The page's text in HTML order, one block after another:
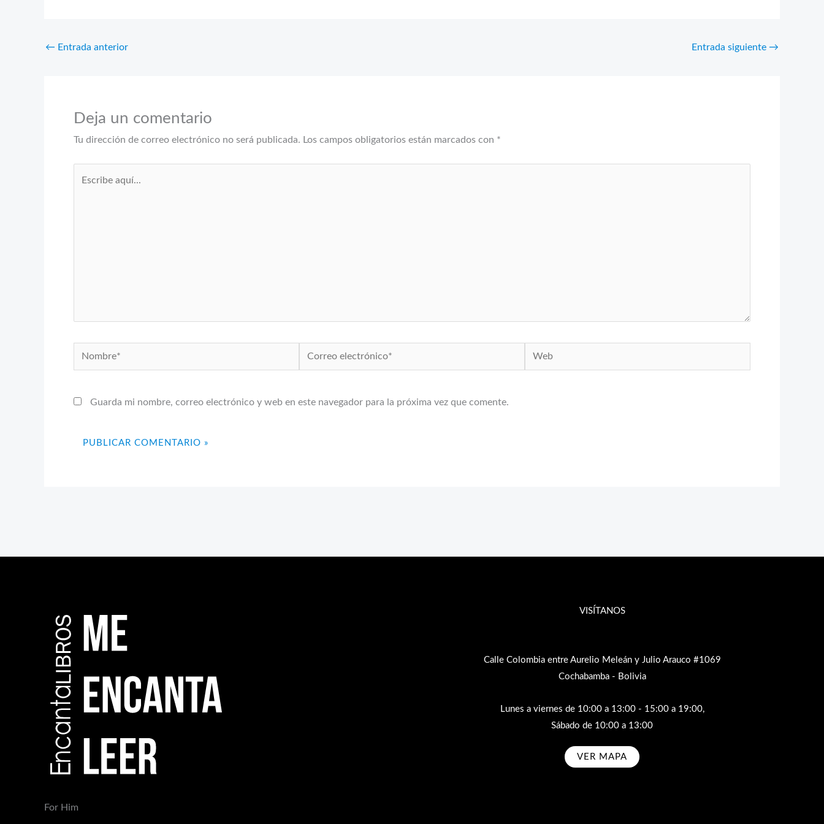
← Entrada anterior Entrada siguiente →
Deja un comentario
Tu dirección de correo electrónico no será publicada. Los campos obligatorios están marcados con *
Nombre*
Correo
electrónico*
Web
Guarda mi nombre, correo electrónico y web en este navegador para la próxima vez que comente.
For Him
VISÍTANOS
Calle Colombia entre Aurelio Meleán y Julio Arauco #1069
Cochabamba - Bolivia
Lunes a viernes de 10:00 a 13:00 - 15:00 a 19:00,
Sábado de 10:00 a 13:00
VER MAPA